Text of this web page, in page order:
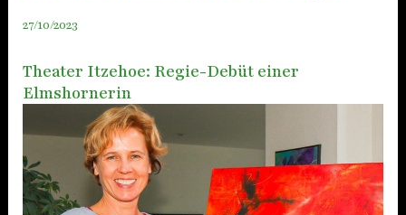
27/10/2023
Theater Itzehoe: Regie-Debüt einer
Elmshornerin